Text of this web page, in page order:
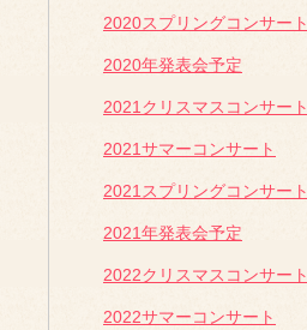
2020スプリングコンサート
2020年発表会予定
2021クリスマスコンサート
2021サマーコンサート
2021スプリングコンサート
2021年発表会予定
2022クリスマスコンサート
2022サマーコンサート